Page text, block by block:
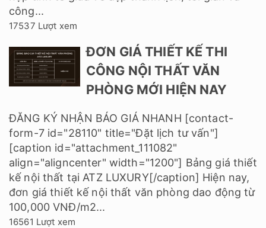
công...
17537 Lượt xem
ĐƠN GIÁ THIẾT KẾ THI
CÔNG NỘI THẤT VĂN
PHÒNG MỚI HIỆN NAY
ĐĂNG KÝ NHẬN BÁO GIÁ NHANH [contact-
form-7 id="28110" title="Đặt lịch tư vấn"]
[caption id="attachment_111082"
align="aligncenter" width="1200"] Bảng giá thiết
kế nội thất tại ATZ LUXURY[/caption] Hiện nay,
đơn giá thiết kế nội thất văn phòng dao động từ
100,000 VNĐ/m2...
16561 Lượt xem